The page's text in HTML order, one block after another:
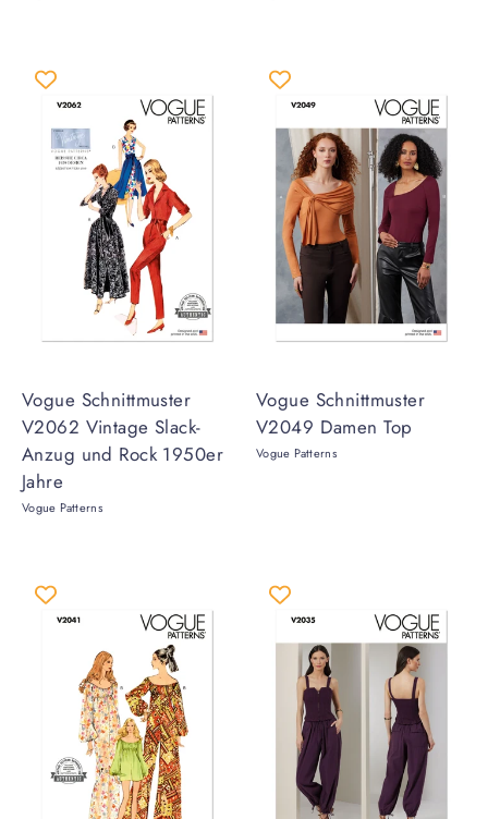
Vogue Schnittmuster
V2062 Vintage Slack-
Anzug und Rock 1950er
Jahre
Vogue Patterns
Vogue Schnittmuster
V2049 Damen Top
Vogue Patterns